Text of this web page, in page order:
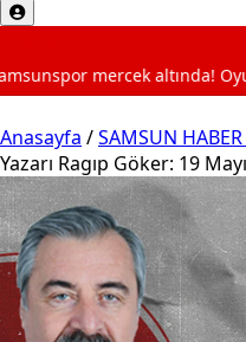
Oyuncular tek tek
Anasayfa /SAMSUN HABER
Yazarı Ragıp Göker: 19